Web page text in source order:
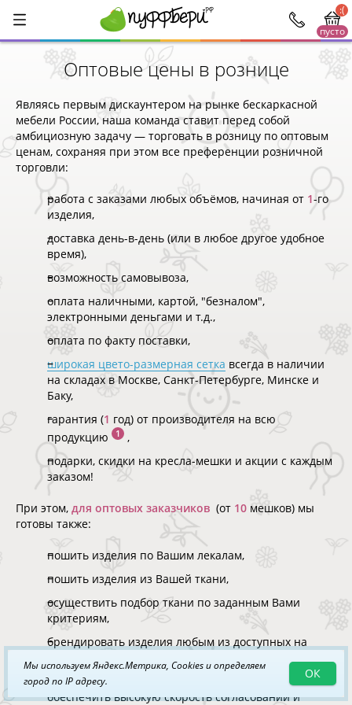
:(
пусто
Оптовые цены в рознице
Являясь первым дискаунтером на рынке бескаркасной
мебели России, наша команда ставит перед собой
амбициозную задачу — торговать в розницу по оптовым
ценам, сохраняя при этом все преференции розничной
торговли:
работа с заказами любых объёмов, начиная от 1-го
изделия,
доставка день-в-день (или в любое другое удобное
время),
возможность самовывоза,
оплата наличными, картой, "безналом",
электронными деньгами и т.д.,
оплата по факту поставки,
широкая цвето-размерная сетка всегда в наличии
на складах в Москве, Санкт-Петербурге, Минске и
Баку,
гарантия (1 год) от производителя на всю
продукцию
1
,
подарки, скидки на кресла-мешки и акции с каждым
заказом!
При этом, для оптовых заказчиков (от 10 мешков) мы
готовы также:
пошить изделия по Вашим лекалам,
пошить изделия из Вашей ткани,
осуществить подбор ткани по заданным Вами
критериям,
брендировать изделия любым из доступных на
сублимация и т.п.),
обеспечить высокую скорость согласований и
Мы используем Яндекс.Метрика, Cookies и определяем
город по IP адресу.
ОК